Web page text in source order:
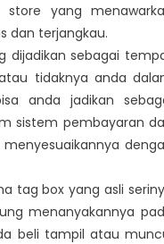
yang
dan terjangkau.
sebagai
tidaknya anda
anda jadikan
sistem pembayaran
tag box yang asli
menanyakannya
beli tampil atau